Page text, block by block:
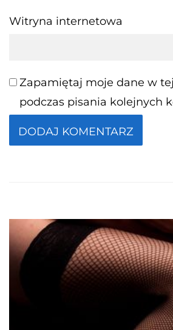
Witryna internetowa
Zapamiętaj moje dane w
podczas pisania kolejnych